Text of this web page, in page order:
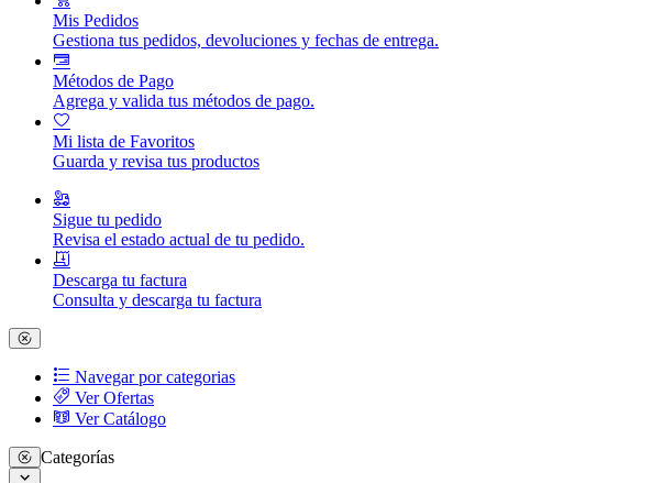
Mis Pedidos
Gestiona tus pedidos, devoluciones y fechas de entrega.
Métodos de Pago
Agrega y valida tus métodos de pago.
Mi lista de Favoritos
Guarda y revisa tus productos
Sigue tu pedido
Revisa el estado actual de tu pedido.
Descarga tu factura
Consulta y descarga tu factura
Navegar por categorias
Ver Ofertas
Ver Catálogo
Categorías